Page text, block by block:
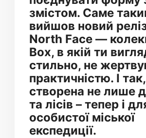
змістом. Саме
вийшов новий
North Face —
Box, в якій ти
стильно, не
практичністю. І
створена не лише
та лісів – тепер і
особистої міської
експедиції.